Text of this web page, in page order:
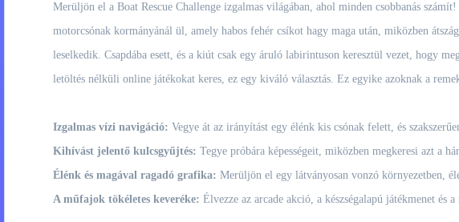
Merüljön el a Boat Rescue Challenge izgalmas világában, ahol minden csobbanás
motorcsónak kormányánál ül, amely habos fehér csíkot hagy maga után, miközben
leselkedik. Csapdába esett, és a kiút csak egy áruló labirintuson keresztül vezet, hogy
letöltés nélküli online játékokat keres, ez egy kiváló választás. Ez egyike azoknak a
Izgalmas vízi navigáció: Vegye át az irányítást egy élénk kis csónak felett, és
Kihívást jelentő kulcsgyűjtés: Tegye próbára képességeit, miközben megkeresi azt a
Élénk és magával ragadó grafika: Merüljön el egy látványosan vonzó környezetben,
A műfajok tökéletes keveréke: Élvezze az arcade akció, a készségalapú játékmenet